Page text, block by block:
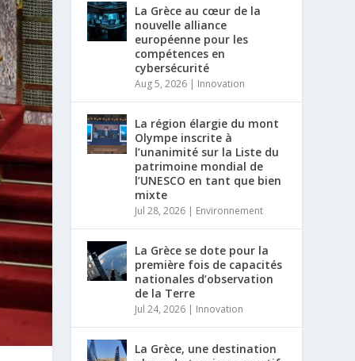
La Grèce au cœur de la
nouvelle alliance
européenne pour les
compétences en
cybersécurité
Aug 5, 2026 | Innovation
La région élargie du mont
Olympe inscrite à
l’unanimité sur la Liste du
patrimoine mondial de
l’UNESCO en tant que bien
mixte
Jul 28, 2026 | Environnement
La Grèce se dote pour la
première fois de capacités
nationales d’observation
de la Terre
Jul 24, 2026 | Innovation
La Grèce, une destination